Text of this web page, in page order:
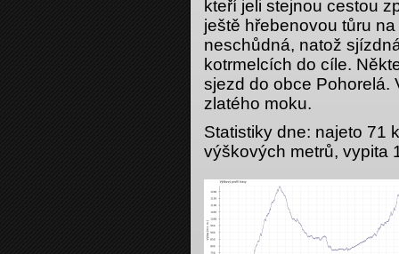
kteří jeli stejnou cestou
ještě hřebenovou tůru
neschůdná, natož
kotrmelcích do cíle.
sjezd do obce Pohorelá.
zlatého moku.
Statistiky dne: najeto 71
výškových metrů, vypita